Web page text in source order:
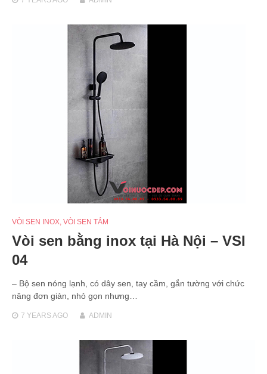
VÒI SEN INOX, VÒI SEN TẮM
Vòi sen bằng inox tại Hà Nội – VSI
04
– Bộ sen nóng lạnh, có dây sen, tay cầm, gắn tường với chức
năng đơn giản, nhỏ gọn nhưng…
7 YEARSAGO ADMIN